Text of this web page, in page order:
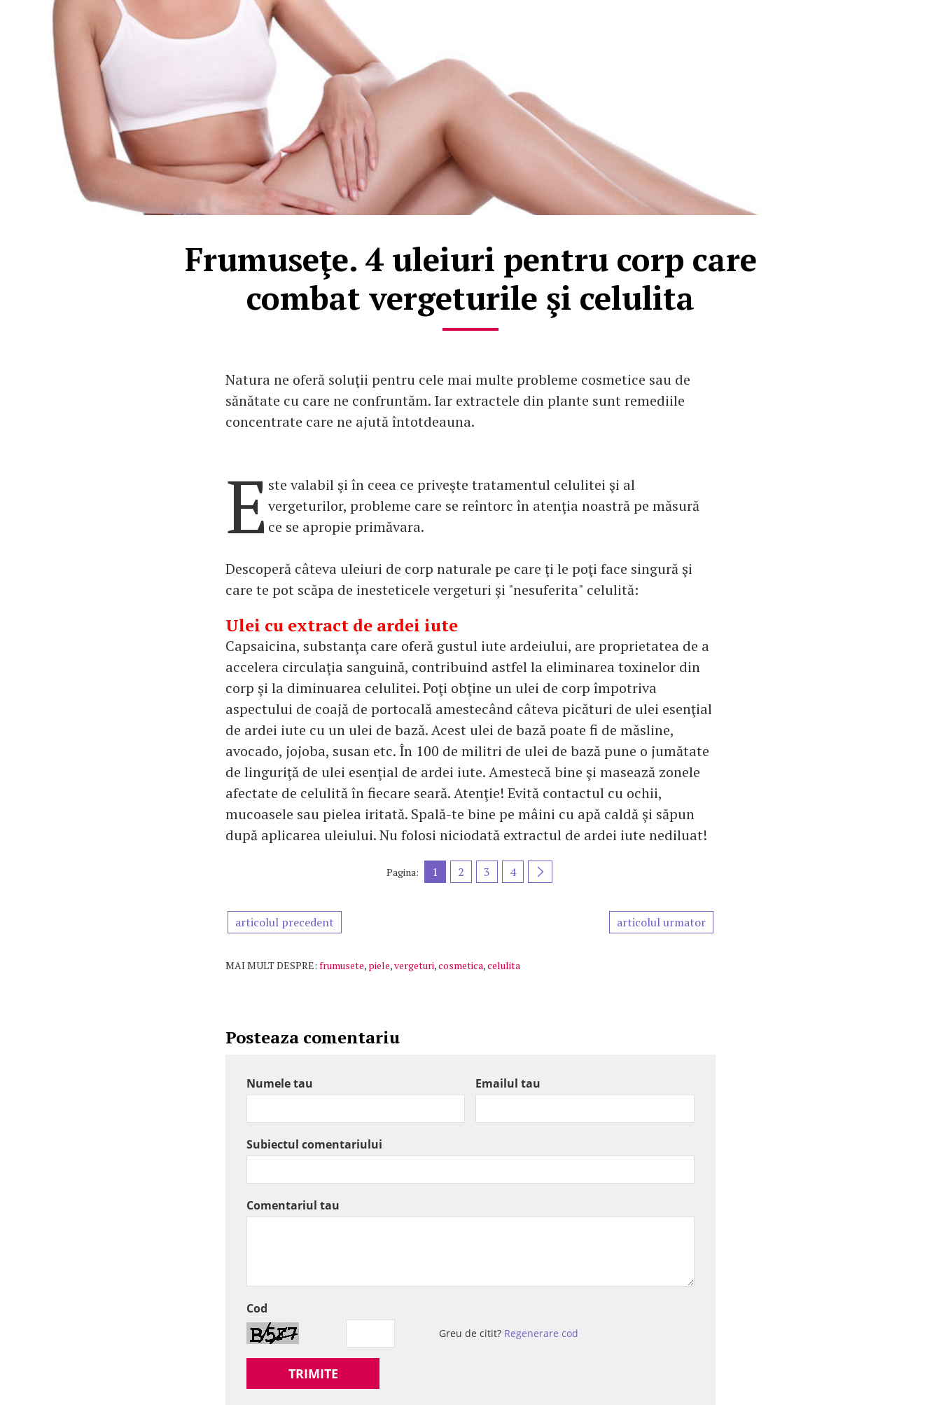
Frumuseţe. 4 uleiuri pentru corp care
combat vergeturile şi celulita
Natura ne oferă soluţii pentru cele mai multe probleme cosmetice sau de
sănătate cu care ne confruntăm. Iar extractele din plante sunt remediile
concentrate care ne ajută întotdeauna.
E ste valabil şi în ceea ce priveşte tratamentul celulitei şi al
vergeturilor, probleme care se reîntorc în atenţia noastră pe măsură
ce se apropie primăvara.
Descoperă câteva uleiuri de corp naturale pe care ţi le poţi face singură şi
care te pot scăpa de inesteticele vergeturi şi "nesuferita" celulită:
Ulei cu extract de ardei iute
Capsaicina, substanţa care oferă gustul iute ardeiului, are proprietatea de a
accelera circulaţia sanguină, contribuind astfel la eliminarea toxinelor din
corp şi la diminuarea celulitei. Poţi obţine un ulei de corp împotriva
aspectului de coajă de portocală amestecând câteva picături de ulei esenţial
de ardei iute cu un ulei de bază. Acest ulei de bază poate fi de măsline,
avocado, jojoba, susan etc. În 100 de militri de ulei de bază pune o jumătate
de linguriţă de ulei esenţial de ardei iute. Amestecă bine şi masează zonele
afectate de celulită în fiecare seară. Atenţie! Evită contactul cu ochii,
mucoasele sau pielea iritată. Spală-te bine pe mâini cu apă caldă şi săpun
după aplicarea uleiului. Nu folosi niciodată extractul de ardei iute nediluat!
Pagina: 1 2 3 4
articolul precedent articolul urmator
MAI MULT DESPRE: frumusete, piele,vergeturi,cosmetica,celulita
Posteaza comentariu
Numele tau Emailul tau
Subiectul comentariului
Comentariul tau
Cod
Greu de citit? Regenerare cod
TRIMITE